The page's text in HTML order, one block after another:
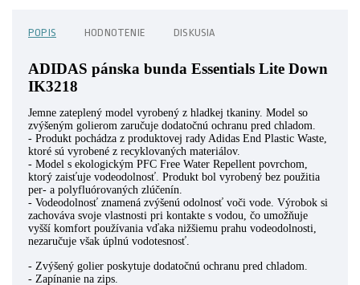
POPIS HODNOTENIE DISKUSIA
ADIDAS pánska bunda Essentials Lite Down
IK3218
Jemne zateplený model vyrobený z hladkej tkaniny. Model so
zvýšeným golierom zaručuje dodatočnú ochranu pred chladom.
- Produkt pochádza z produktovej rady Adidas End Plastic Waste,
ktoré sú vyrobené z recyklovaných materiálov.
- Model s ekologickým PFC Free Water Repellent povrchom,
ktorý zaisťuje vodeodolnosť. Produkt bol vyrobený bez použitia
per- a polyfluórovaných zlúčenín.
- Vodeodolnosť znamená zvýšenú odolnosť voči vode. Výrobok si
zachováva svoje vlastnosti pri kontakte s vodou, čo umožňuje
vyšší komfort používania vďaka nižšiemu prahu vodeodolnosti,
nezaručuje však úplnú vodotesnosť.
- Zvýšený golier poskytuje dodatočnú ochranu pred chladom.
- Zapínanie na zips.